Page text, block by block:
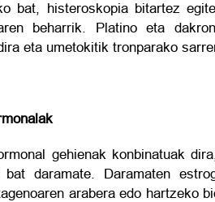
bat, histeroskopia bitartez
beharrik. Platino eta
eta umetokitik tronparako
gehienak konbinatuak
daramate. Daramaten
arabera edo hartzeko